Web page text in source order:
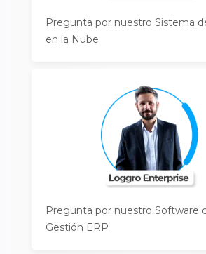
Pregunta por nuestro Sistema
en la Nube
Pregunta por nuestro Software
Gestión ERP